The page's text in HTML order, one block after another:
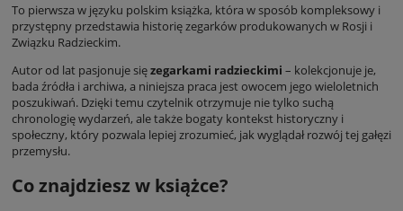
To pierwsza w języku polskim książka, która w sposób kompleksowy i
przystępny przedstawia historię zegarków produkowanych w Rosji i
Związku Radzieckim.
Autor od lat pasjonuje sięzegarkami radzieckimi – kolekcjonuje je,
bada źródła i archiwa, a niniejsza praca jest owocem jego wieloletnich
poszukiwań. Dzięki temu czytelnik otrzymuje nie tylko suchą
chronologię wydarzeń, ale także bogaty kontekst historyczny i
społeczny, który pozwala lepiej zrozumieć, jak wyglądał rozwój tej gałęzi
przemysłu.
Co znajdziesz w książce?